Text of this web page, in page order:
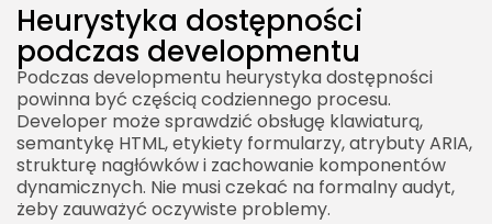
Heurystyka dostępności
podczas developmentu
Podczas developmentu heurystyka dostępności
powinna być częścią codziennego procesu.
Developer może sprawdzić obsługę klawiaturą,
semantykę HTML, etykiety formularzy, atrybuty ARIA,
strukturę nagłówków i zachowanie komponentów
dynamicznych. Nie musi czekać na formalny audyt,
żeby zauważyć oczywiste problemy.